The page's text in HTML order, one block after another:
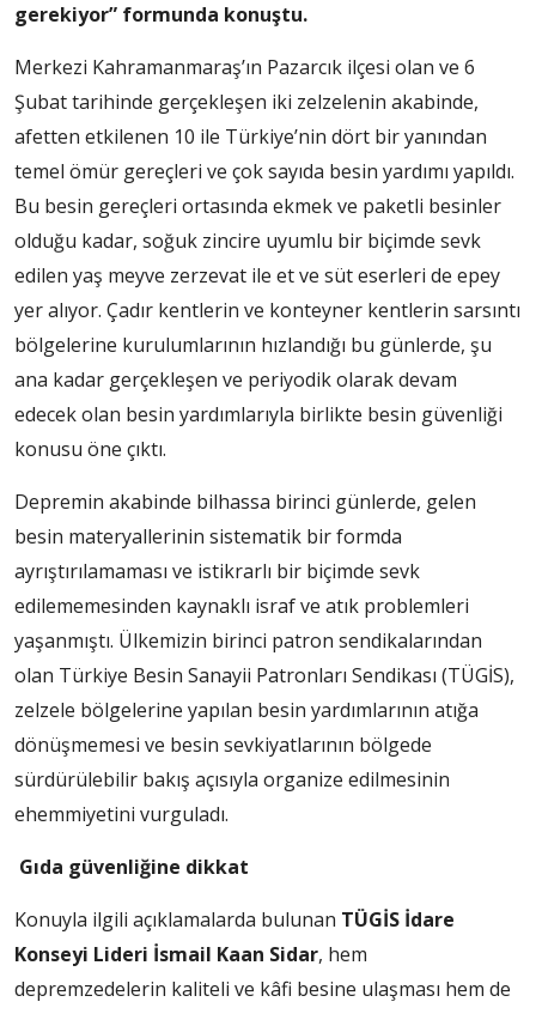
gerekiyor” formunda konuştu.
Merkezi Kahramanmaraş’ın Pazarcık ilçesi olan ve 6
Şubat tarihinde gerçekleşen iki zelzelenin akabinde,
afetten etkilenen 10 ile Türkiye’nin dört bir yanından
temel ömür gereçleri ve çok sayıda besin yardımı yapıldı.
Bu besin gereçleri ortasında ekmek ve paketli besinler
olduğu kadar, soğuk zincire uyumlu bir biçimde sevk
edilen yaş meyve zerzevat ile et ve süt eserleri de epey
yer alıyor. Çadır kentlerin ve konteyner kentlerin sarsıntı
bölgelerine kurulumlarının hızlandığı bu günlerde, şu
ana kadar gerçekleşen ve periyodik olarak devam
edecek olan besin yardımlarıyla birlikte besin güvenliği
konusu öne çıktı.
Depremin akabinde bilhassa birinci günlerde, gelen
besin materyallerinin sistematik bir formda
ayrıştırılamaması ve istikrarlı bir biçimde sevk
edilememesinden kaynaklı israf ve atık problemleri
yaşanmıştı. Ülkemizin birinci patron sendikalarından
olan Türkiye Besin Sanayii Patronları Sendikası (TÜGİS),
zelzele bölgelerine yapılan besin yardımlarının atığa
dönüşmemesi ve besin sevkiyatlarının bölgede
sürdürülebilir bakış açısıyla organize edilmesinin
ehemmiyetini vurguladı.
Gıda güvenliğine dikkat
Konuyla ilgili açıklamalarda bulunan TÜGİS İdare
Konseyi Lideri İsmail Kaan Sidar, hem
depremzedelerin kaliteli ve kâfi besine ulaşması hem de